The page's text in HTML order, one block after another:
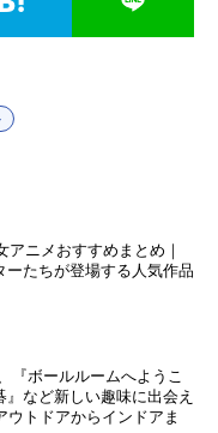
アニメおすすめまとめ｜
ーたちが登場する人気作品
『ボールルームへようこ
など新しい趣味に出会え
トドアからインドアま